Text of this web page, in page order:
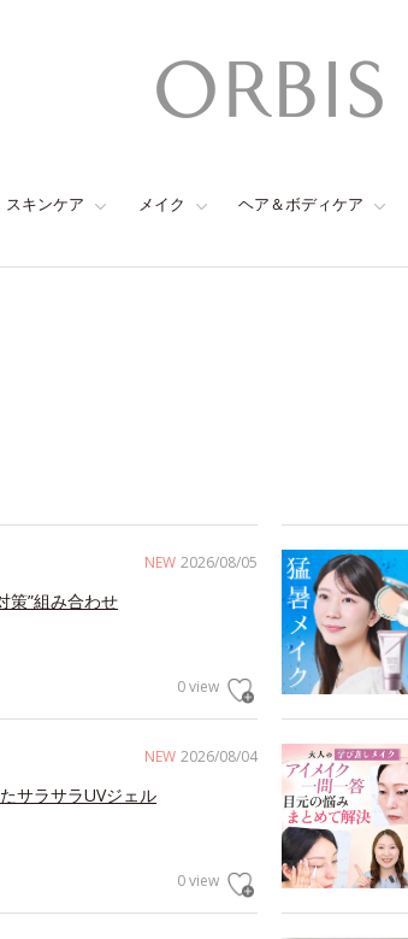
スキンケア メイク ヘア＆ボディケア
NEW 2026/08/05
策”組み合わせ
0 view
NEW 2026/08/04
サラサラUVジェル
0 view